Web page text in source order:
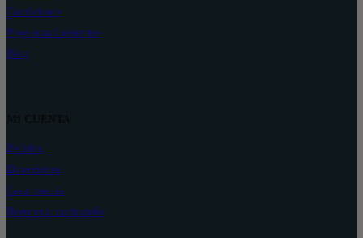
Contáctanos
Preguntas frecuentes
Blog
Pedidos
Direcciones
Crear cuenta
Recuperar contraseña